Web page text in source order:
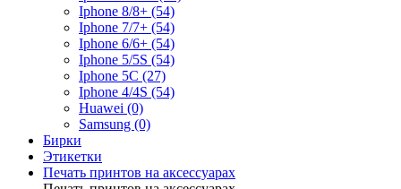
Iphone 8/8+ (54)
Iphone 7/7+ (54)
Iphone 6/6+ (54)
Iphone 5/5S (54)
Iphone 5C (27)
Iphone 4/4S (54)
Huawei (0)
Samsung (0)
Бирки
Этикетки
Печать принтов на аксессуарах